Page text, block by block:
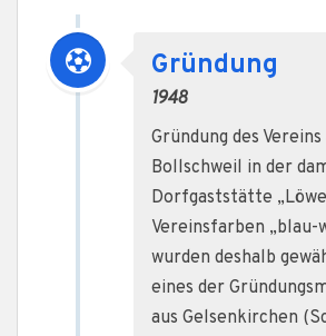
Gründung
1948
Gründung des
Bollschweil in der
Dorfgaststätte
Vereinsfarben „blau-
wurden deshalb
eines der
aus Gelsenkirchen